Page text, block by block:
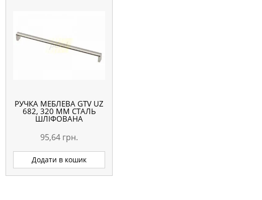
РУЧКА МЕБЛЕВА GTV UZ
682, 320 ММ СТАЛЬ
ШЛІФОВАНА
95,64 грн.
Додати в кошик